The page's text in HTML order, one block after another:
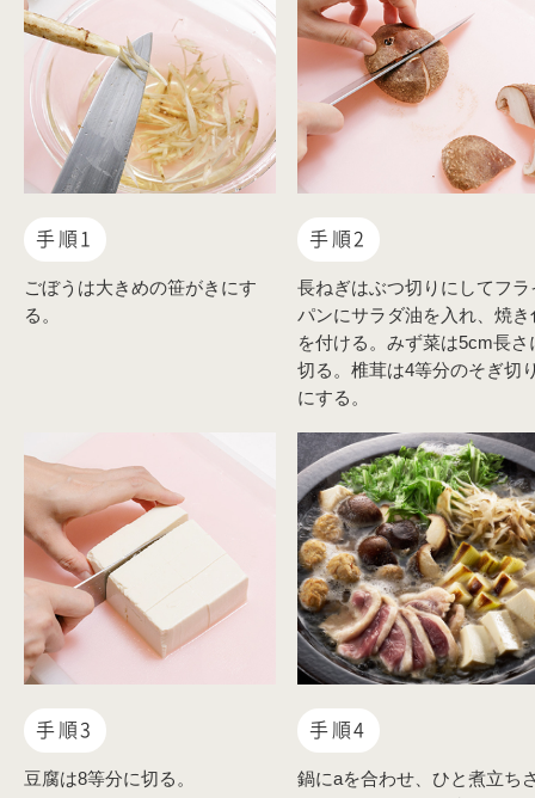
手順1
ごぼうは大きめの笹がきにす
る。
手順2
長ねぎはぶつ切りにしてフラ
パンにサラダ油を入れ、焼き
を付ける。みず菜は5cm長さ
切る。椎茸は4等分のそぎ切
にする。
手順3
豆腐は8等分に切る。
手順4
鍋にaを合わせ、ひと煮立ち